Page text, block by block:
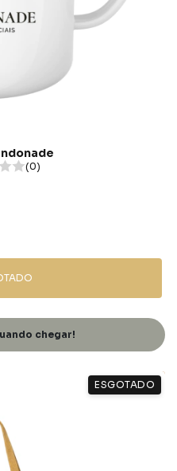
(0)
chegar!
ESGOTADO